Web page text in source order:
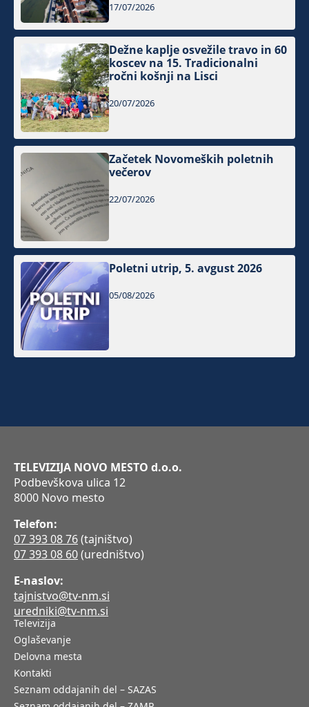
17/07/2026
Dežne kaplje osvežile travo in 60
koscev na 15. Tradicionalni
ročni košnji na Lisci
20/07/2026
Začetek Novomeških poletnih
večerov
22/07/2026
Poletni utrip, 5. avgust 2026
05/08/2026
TELEVIZIJA NOVO MESTO d.o.o.
Podbevškova ulica 12
8000 Novo mesto
Telefon:
07 393 08 76(tajništvo)
07 393 08 60(uredništvo)
E-naslov:
tajnistvo@tv-nm.si
uredniki@tv-nm.si
Televizija
Oglaševanje
Delovna mesta
Kontakti
Seznam oddajanih del – SAZAS